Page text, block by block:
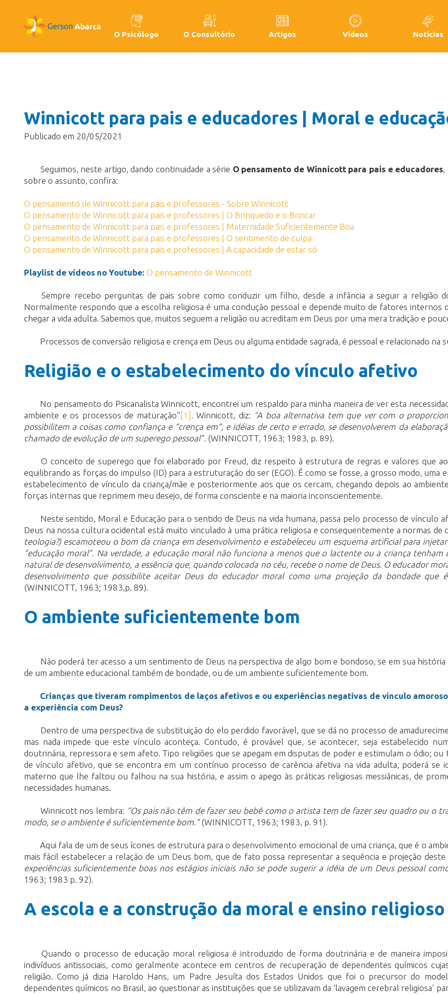
O Psicólogo O Consultório Artigos Vídeos Notícias
Winnicott para pais e educadores | Moral e
Publicado em 20/05/2021
Seguimos, neste artigo, dando continuidade a série O pensamento de Winnicott para pais e educadores,
sobre o assunto, confira:
O pensamento de Winnicott para pais e professores - Sobre Winnicott
O pensamento de Winnicott para pais e professores | O Brinquedo e o Brincar
O pensamento de Winnicott para pais e professores | Maternidade Suficientemente Boa
O pensamento de Winnicott para pais e professores | O sentimento de culpa
O pensamento de Winnicott para pais e professores | A capacidade de estar só
Playlist de vídeos no Youtube: O pensamento de Winnicott
Sempre recebo perguntas de pais sobre como conduzir um filho, desde a infância a seguir a religião
Normalmente respondo que a escolha religiosa é uma condução pessoal e depende muito de fatores
chegar a vida adulta. Sabemos que, muitos seguem a religião ou acreditam em Deus por uma mera tradição e
Processos de conversão religiosa e crença em Deus ou alguma entidade sagrada, é pessoal e relacionado na
Religião e o estabelecimento do vínculo afetivo
No pensamento do Psicanalista Winnicott, encontrei um respaldo para minha maneira de ver esta
ambiente e os processos de maturação” [1] . Winnicott, diz: “A boa alternativa tem que ver com o
possibilitem a coisas como confiança e “crença em”, e idéias de certo e errado, se desenvolverem da
chamado de evolução de um superego pessoal”. (WINNICOTT, 1963; 1983, p. 89).
O conceito de superego que foi elaborado por Freud, diz respeito à estrutura de regras e valores que
equilibrando as forças do impulso (ID) para a estruturação do ser (EGO). É como se fosse, a grosso modo, uma
estabelecimento de vínculo da criança/mãe e posteriormente aos que os cercam, chegando depois ao
forças internas que reprimem meu desejo, de forma consciente e na maioria inconscientemente.
Neste sentido, Moral e Educação para o sentido de Deus na vida humana, passa pelo processo de
Deus na nossa cultura ocidental está muito vinculado à uma prática religiosa e consequentemente a normas de
teologia?) escamoteou o bom da criança em desenvolvimento e estabeleceu um esquema artificial para
“educação moral”. Na verdade, a educação moral não funciona a menos que o lactente ou a criança
natural de desenvolvimento, a essência que, quando colocada no céu, recebe o nome de Deus. O educador
desenvolvimento que possibilite aceitar Deus do educador moral como uma projeção da bondade que
(WINNICOTT, 1963; 1983,p. 89).
O ambiente suficientemente bom
Não poderá ter acesso a um sentimento de Deus na perspectiva de algo bom e bondoso, se em sua
de um ambiente educacional também de bondade, ou de um ambiente suficientemente bom.
Crianças que tiveram rompimentos de laços afetivos e ou experiências negativas de vínculo
a experiência com Deus?
Dentro de uma perspectiva de substituição do elo perdido favorável, que se dá no processo de
mas nada impede que este vínculo aconteça. Contudo, é provável que, se acontecer, seja estabelecido
doutrinária, repressora e sem afeto. Tipo religiões que se apegam em disputas de poder e estimulam o ódio; ou
de vínculo afetivo, que se encontra em um contínuo processo de carência afetiva na vida adulta, poderá se
materno que lhe faltou ou falhou na sua história, e assim o apego às práticas religiosas messiânicas, de
necessidades humanas.
Winnicott nos lembra: “Os pais não têm de fazer seu bebê como o artista tem de fazer seu quadro ou o
modo, se o ambiente é suficientemente bom.”(WINNICOTT, 1963; 1983, p. 91).
Aqui fala de um de seus ícones de estrutura para o desenvolvimento emocional de uma criança, que é o
mais fácil estabelecer a relação de um Deus bom, que de fato possa representar a sequência e projeção deste
experiências suficientemente boas nos estágios iniciais não se pode sugerir a idéia de um Deus pessoal
1963; 1983 p. 92).
A escola e a construção da moral e ensino religioso
Quando o processo de educação moral religiosa é introduzido de forma doutrinária e de maneira
indivíduos antissociais, como geralmente acontece em centros de recuperação de dependentes químicos
religião. Como já dizia Haroldo Hans, um Padre Jesuíta dos Estados Unidos que foi o precursor do
dependentes químicos no Brasil, ao questionar as instituições que se utilizavam da ‘lavagem cerebral religiosa’